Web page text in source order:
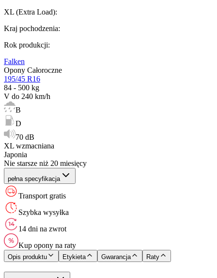
XL (Extra Load):
Kraj pochodzenia:
Rok produkcji:
Falken
Opony Całoroczne
195/45 R16
84 - 500 kg
V do 240 km/h
B
D
70 dB
XL wzmacniana
Japonia
Nie starsze niż 20 miesięcy
pełna specyfikacja
Transport gratis
Szybka wysyłka
14 dni na zwrot
Kup opony na raty
Opis produktu Etykieta Gwarancja Raty